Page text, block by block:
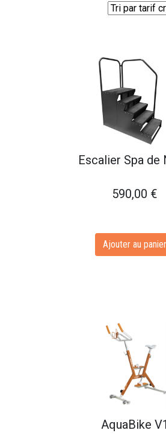
Escalier Spa de
590,00 €
Ajouter au panier
AquaBike V1